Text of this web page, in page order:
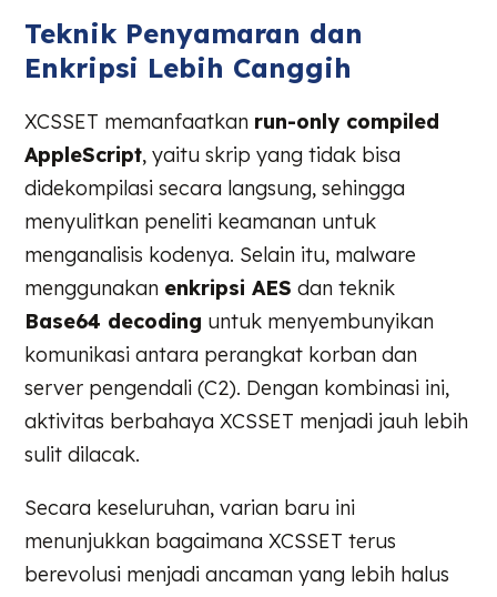
Teknik Penyamaran dan
Enkripsi Lebih Canggih
XCSSET memanfaatkan run-only compiled
AppleScript, yaitu skrip yang tidak bisa
didekompilasi secara langsung, sehingga
menyulitkan peneliti keamanan untuk
menganalisis kodenya. Selain itu, malware
menggunakan enkripsi AES dan teknik
Base64 decoding untuk menyembunyikan
komunikasi antara perangkat korban dan
server pengendali (C2). Dengan kombinasi ini,
aktivitas berbahaya XCSSET menjadi jauh lebih
sulit dilacak.
Secara keseluruhan, varian baru ini
menunjukkan bagaimana XCSSET terus
berevolusi menjadi ancaman yang lebih halus